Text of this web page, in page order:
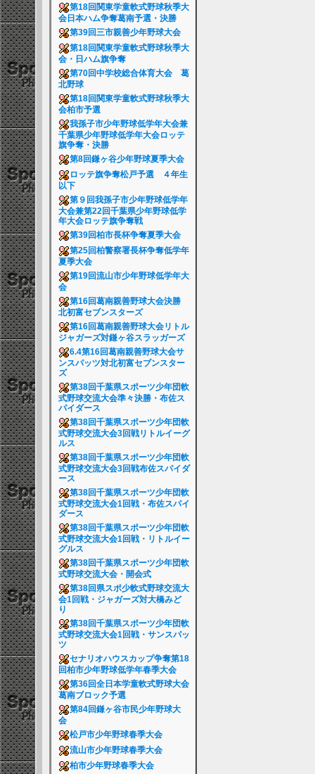
第18回関東学童軟式野球秋季大
会日本ハム争奪葛南予選・決勝
第39回三市親善少年野球大会
第18回関東学童軟式野球秋季大
会・日ハム旗争奪
第70回中学校総合体育大会 葛
北野球
第18回関東学童軟式野球秋季大
会柏市予選
我孫子市少年野球低学年大会兼
千葉県少年野球低学年大会ロッテ
旗争奪・決勝
第8回鎌ヶ谷少年野球夏季大会
ロッテ旗争奪松戸予選 ４年生
以下
第９回我孫子市少年野球低学年
大会兼第22回千葉県少年野球低学
年大会ロッテ旗争奪戦
第39回柏市長杯争奪夏季大会
第25回柏警察署長杯争奪低学年
夏季大会
第19回流山市少年野球低学年大
会
第16回葛南親善野球大会決勝
北初富セブンスターズ
第16回葛南親善野球大会リトル
ジャガーズ対鎌ヶ谷スラッガーズ
6.4第16回葛南親善野球大会サ
ンスパッツ対北初富セブンスター
ズ
第38回千葉県スポーツ少年団軟
式野球交流大会準々決勝・布佐ス
パイダース
第38回千葉県スポーツ少年団軟
式野球交流大会3回戦リトルイーグ
ルス
第38回千葉県スポーツ少年団軟
式野球交流大会3回戦布佐スパイダ
ース
第38回千葉県スポーツ少年団軟
式野球交流大会1回戦・布佐スパイ
ダース
第38回千葉県スポーツ少年団軟
式野球交流大会1回戦・リトルイー
グルス
第38回千葉県スポーツ少年団軟
式野球交流大会・開会式
第38回県スポ少軟式野球交流大
会1回戦・ジャガーズ対大橋みど
り
第38回千葉県スポーツ少年団軟
式野球交流大会1回戦・サンスパッ
ツ
セナリオハウスカップ争奪第18
回柏市少年野球低学年春季大会
第36回全日本学童軟式野球大会
葛南ブロック予選
第84回鎌ヶ谷市民少年野球大
会
松戸市少年野球春季大会
流山市少年野球春季大会
柏市少年野球春季大会